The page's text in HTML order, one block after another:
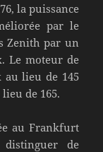
la puissance
par le
Zenith par un
Le moteur de
au lieu de 145
de 165.
au Frankfurt
de